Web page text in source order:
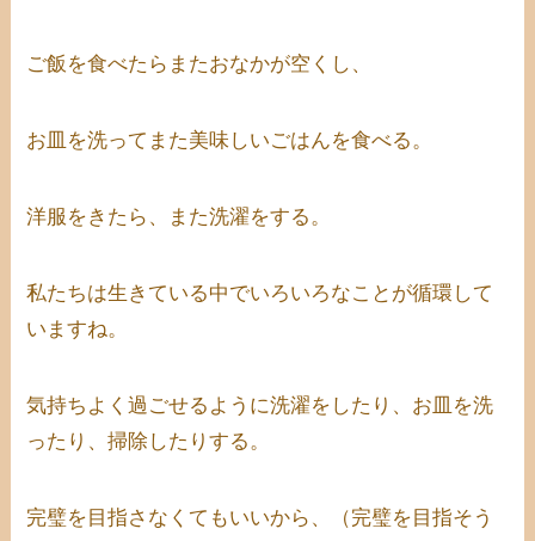
ご飯を食べたらまたおなかが空くし、
お皿を洗ってまた美味しいごはんを食べる。
洋服をきたら、また洗濯をする。
私たちは生きている中でいろいろなことが循環して
いますね。
気持ちよく過ごせるように洗濯をしたり、お皿を洗
ったり、掃除したりする。
完璧を目指さなくてもいいから、（完璧を目指そう